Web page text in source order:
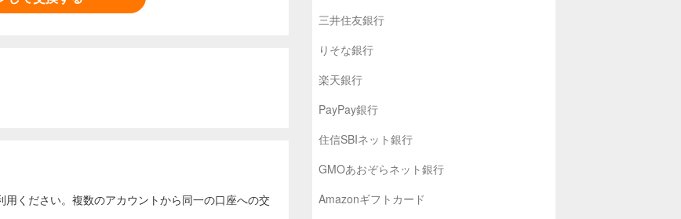
用ください。複数のアカウントから同一の口座への交
三井住友銀行
りそな銀行
楽天銀行
PayPay銀行
住信SBIネット銀行
GMOあおぞらネット銀行
Amazonギフトカード